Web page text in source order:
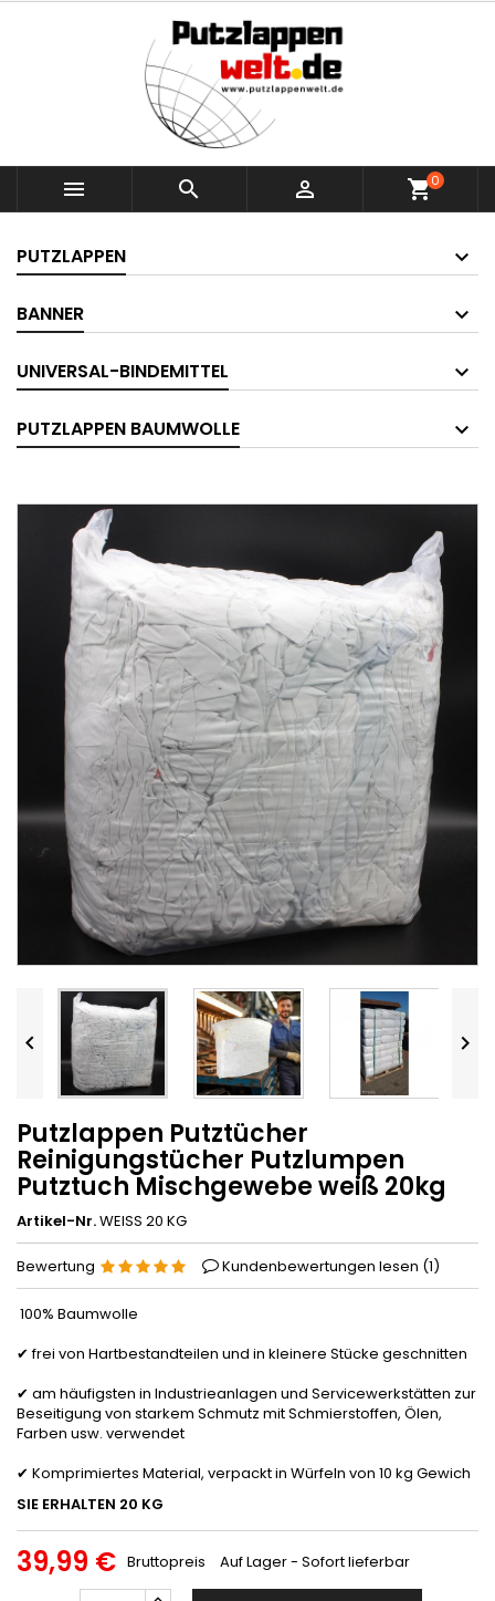
   shopping_cart0
PUTZLAPPEN
BANNER
UNIVERSAL-BINDEMITTEL
PUTZLAPPEN BAUMWOLLE
 
Putzlappen Putztücher
Reinigungstücher Putzlumpen
Putztuch Mischgewebe weiß 20kg
Artikel-Nr.WEISS 20 KG
Bewertung Kundenbewertungen lesen (1)
100% Baumwolle
✔ frei von Hartbestandteilen und in kleinere Stücke geschnitten
✔ am häufigsten in Industrieanlagen und Servicewerkstätten zur
Beseitigung von starkem Schmutz mit Schmierstoffen, Ölen,
Farben usw. verwendet
✔ Komprimiertes Material, verpackt in Würfeln von 10 kg Gewich
SIE ERHALTEN 20 KG
39,99 € Bruttopreis Auf Lager - Sofort lieferbar